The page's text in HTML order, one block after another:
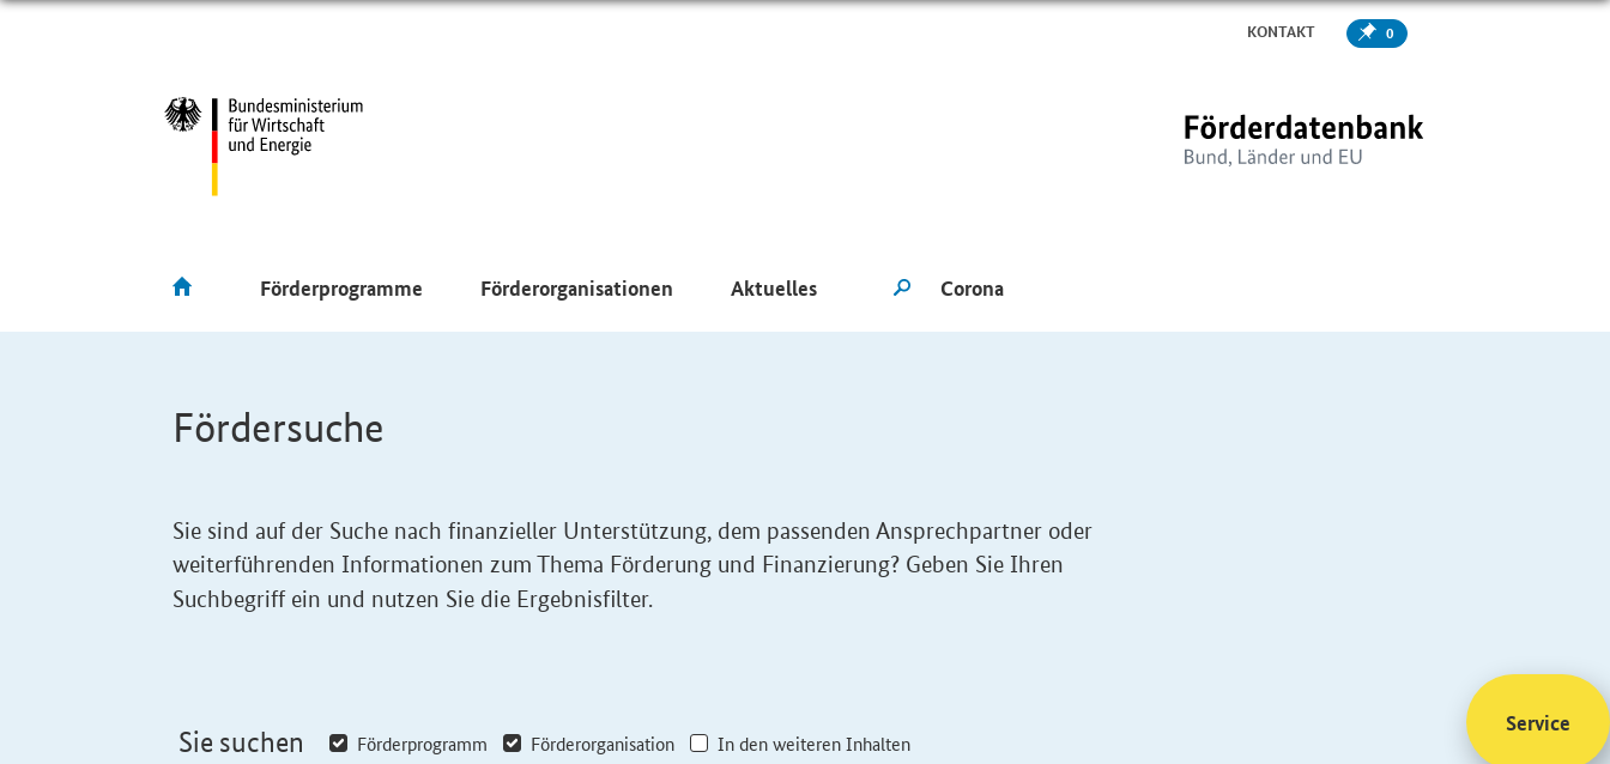
KONTAKT 0
Förderprogramme Förderorganisationen Aktuelles
Fördersuche
Sie sind auf der Suche nach finanzieller Unterstützung, dem passenden Ansprechpartner oder
weiterführenden Informationen zum Thema Förderung und Finanzierung? Geben Sie Ihren
Suchbegriff ein und nutzen Sie die Ergebnisfilter.
Sie suchen Förderprogramm Förderorganisation In den weiteren Inhalten
Service